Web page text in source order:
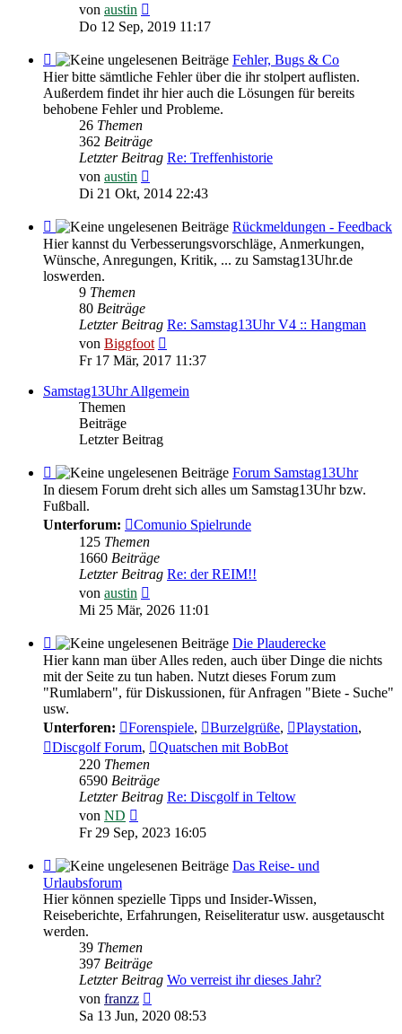
von austin
Beitrag
Do 12 Sep, 2019 11:17
Feed
-
Fehler,
Bugs
Fehler, Bugs & Co
Hier bitte sämtliche Fehler über die ihr stolpert auflisten.
Außerdem findet ihr hier auch die Lösungen für bereits
behobene Fehler und Probleme.
26 Themen
362 Beiträge
Letzter Beitrag Re: Treffenhistorie
von austin
Beitrag
Di 21 Okt, 2014 22:43
Feed
-
Rückmeldungen
-
Feedback
Rückmeldungen - Feedback
Hier kannst du Verbesserungsvorschläge, Anmerkungen,
Wünsche, Anregungen, Kritik, ... zu Samstag13Uhr.de
loswerden.
9 Themen
80 Beiträge
Letzter Beitrag Re: Samstag13Uhr V4 :: Hangman
von Biggfoot
Beitrag
Fr 17 Mär, 2017 11:37
Samstag13Uhr Allgemein
Themen
Beiträge
Letzter Beitrag
Feed
-
Forum
Samstag13Uhr
Forum Samstag13Uhr
In diesem Forum dreht sich alles um Samstag13Uhr bzw.
Fußball.
Unterforum:
Comunio Spielrunde
125 Themen
1660 Beiträge
Letzter Beitrag Re: der REIM!!
von austin
Beitrag
Mi 25 Mär, 2026 11:01
Feed
-
Die
Plauderecke
Die Plauderecke
Hier kann man über Alles reden, auch über Dinge die nichts
mit der Seite zu tun haben. Nutzt dieses Forum zum
"Rumlabern", für Diskussionen, für Anfragen "Biete - Suche"
usw.
Unterforen:
Forenspiele, Burzelgrüße, Playstation,
Discgolf Forum,
Quatschen mit BobBot
220 Themen
6590 Beiträge
Letzter Beitrag Re: Discgolf in Teltow
von ND
Beitrag
Fr 29 Sep, 2023 16:05
Feed
-
Das
Reise-
und
Urlaubsforum
Das Reise- und
Urlaubsforum
Hier können spezielle Tipps und Insider-Wissen,
Reiseberichte, Erfahrungen, Reiseliteratur usw. ausgetauscht
werden.
39 Themen
397 Beiträge
Letzter Beitrag Wo verreist ihr dieses Jahr?
von franzz
Beitrag
Sa 13 Jun, 2020 08:53